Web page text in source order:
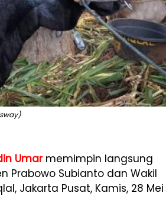
Umarmemimpin langsung
Prabowo Subianto dan Wakil
Jakarta Pusat, Kamis, 28 Mei